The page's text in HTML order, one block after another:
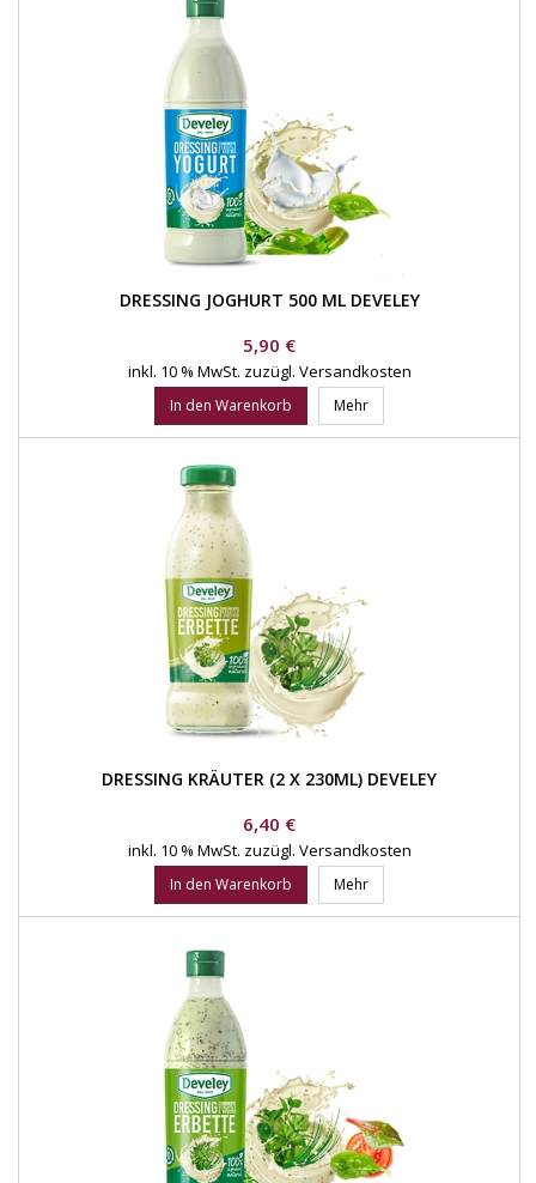
DRESSING JOGHURT 500 ML DEVELEY
Preis
5,90 €
inkl. 10 % MwSt. zuzügl. Versandkosten
In den Warenkorb Mehr
DRESSING KRÄUTER (2 X 230ML) DEVELEY
Preis
6,40 €
inkl. 10 % MwSt. zuzügl. Versandkosten
In den Warenkorb Mehr